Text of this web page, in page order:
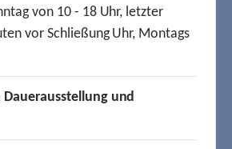
von 10 - 18 Uhr, letzter
vor Schließung Uhr, Montags
und